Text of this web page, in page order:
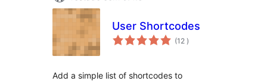
User Shortcodes
(12 classificações
)
Add a simple list of shortcodes to